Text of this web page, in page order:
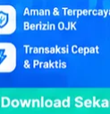
A
… selalu